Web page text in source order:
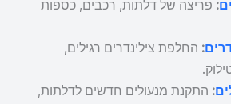
: פריצה של דלתות, רכבים, כספות
: החלפת צילינדרים רגילים,
: התקנת מנעולים חדשים לדלתות,